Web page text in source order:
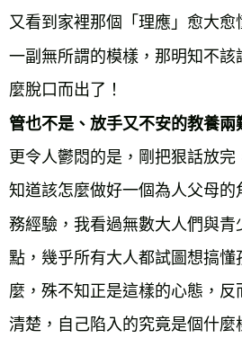
又看到家裡那個「理應」愈大愈
一副無所謂的模樣，那明知不該
麼脫口而出了！
管也不是、放手又不安的教養兩
更令人鬱悶的是，剛把狠話放
知道該怎麼做好一個為人父母
務經驗，我看過無數大人們與青
點，幾乎所有大人都試圖想搞
麼，殊不知正是這樣的心態，反
清楚，自己陷入的究竟是個什麼